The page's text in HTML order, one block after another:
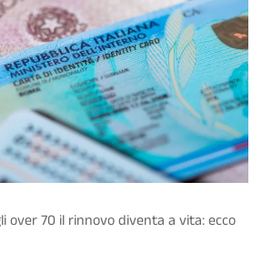
over 70 il rinnovo diventa a vita: ecco